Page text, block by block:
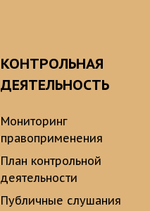
КОНТРОЛЬНАЯ
ДЕЯТЕЛЬНОСТЬ
Мониторинг
правоприменения
План контрольной
деятельности
Публичные слушания